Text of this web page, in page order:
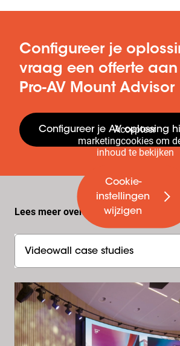
Configureer je
vraag een offerte
Pro-AV Mount Advisor
Configureer je AV oplossing
Accepteer
marketingcookies om
inhoud te bekijken
Cookie-
instellingen
wijzigen
Lees meer over...
Videowall case studies